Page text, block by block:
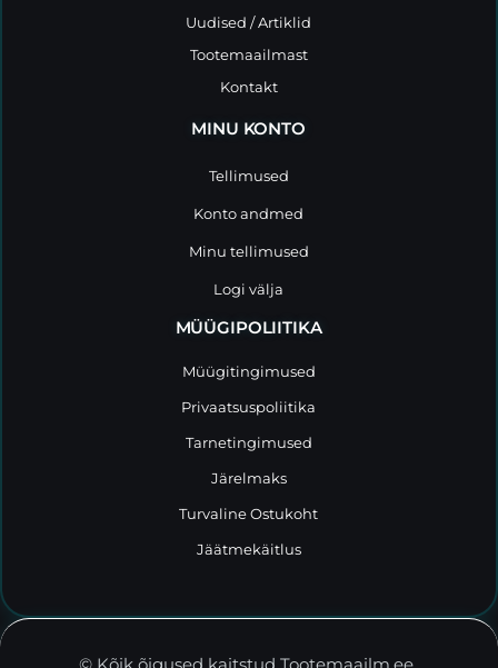
Uudised / Artiklid
Tootemaailmast
Kontakt
MINU KONTO
Tellimused
Konto andmed
Minu tellimused
Logi välja
MÜÜGIPOLIITIKA
Müügitingimused
Privaatsuspoliitika
Tarnetingimused
Järelmaks
Turvaline Ostukoht
Jäätmekäitlus
© Kõik õigused kaitstud Tootemaailm.ee